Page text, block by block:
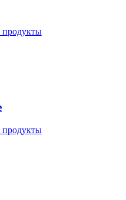
продукты
продукты